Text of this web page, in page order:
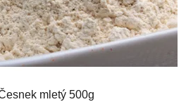
mletý 500g